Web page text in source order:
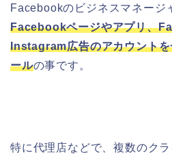
Facebookのビジネスマネージ
Facebookページやアプリ、
Instagram広告のアカウント
ールの事です。
特に代理店などで、複数のク